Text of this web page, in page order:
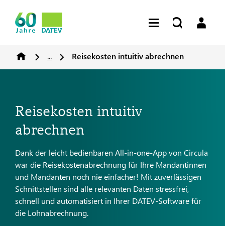
... Reisekosten intuitiv abrechnen
Reisekosten intuitiv
abrechnen
Dank der leicht bedienbaren All-in-one-App von Circula
war die Reisekostenabrechnung für Ihre Mandantinnen
und Mandanten noch nie einfacher! Mit zuverlässigen
Schnittstellen sind alle relevanten Daten stressfrei,
schnell und automatisiert in Ihrer DATEV-Software für
die Lohnabrechnung.